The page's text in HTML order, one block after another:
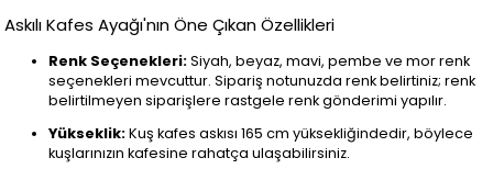
Askılı Kafes Ayağı'nın Öne Çıkan Özellikleri
Renk Seçenekleri:Siyah, beyaz, mavi, pembe ve mor renk
seçenekleri mevcuttur. Sipariş notunuzda renk belirtiniz; renk
belirtilmeyen siparişlere rastgele renk gönderimi yapılır.
Yükseklik:Kuş kafes askısı 165 cm yüksekliğindedir, böylece
kuşlarınızın kafesine rahatça ulaşabilirsiniz.